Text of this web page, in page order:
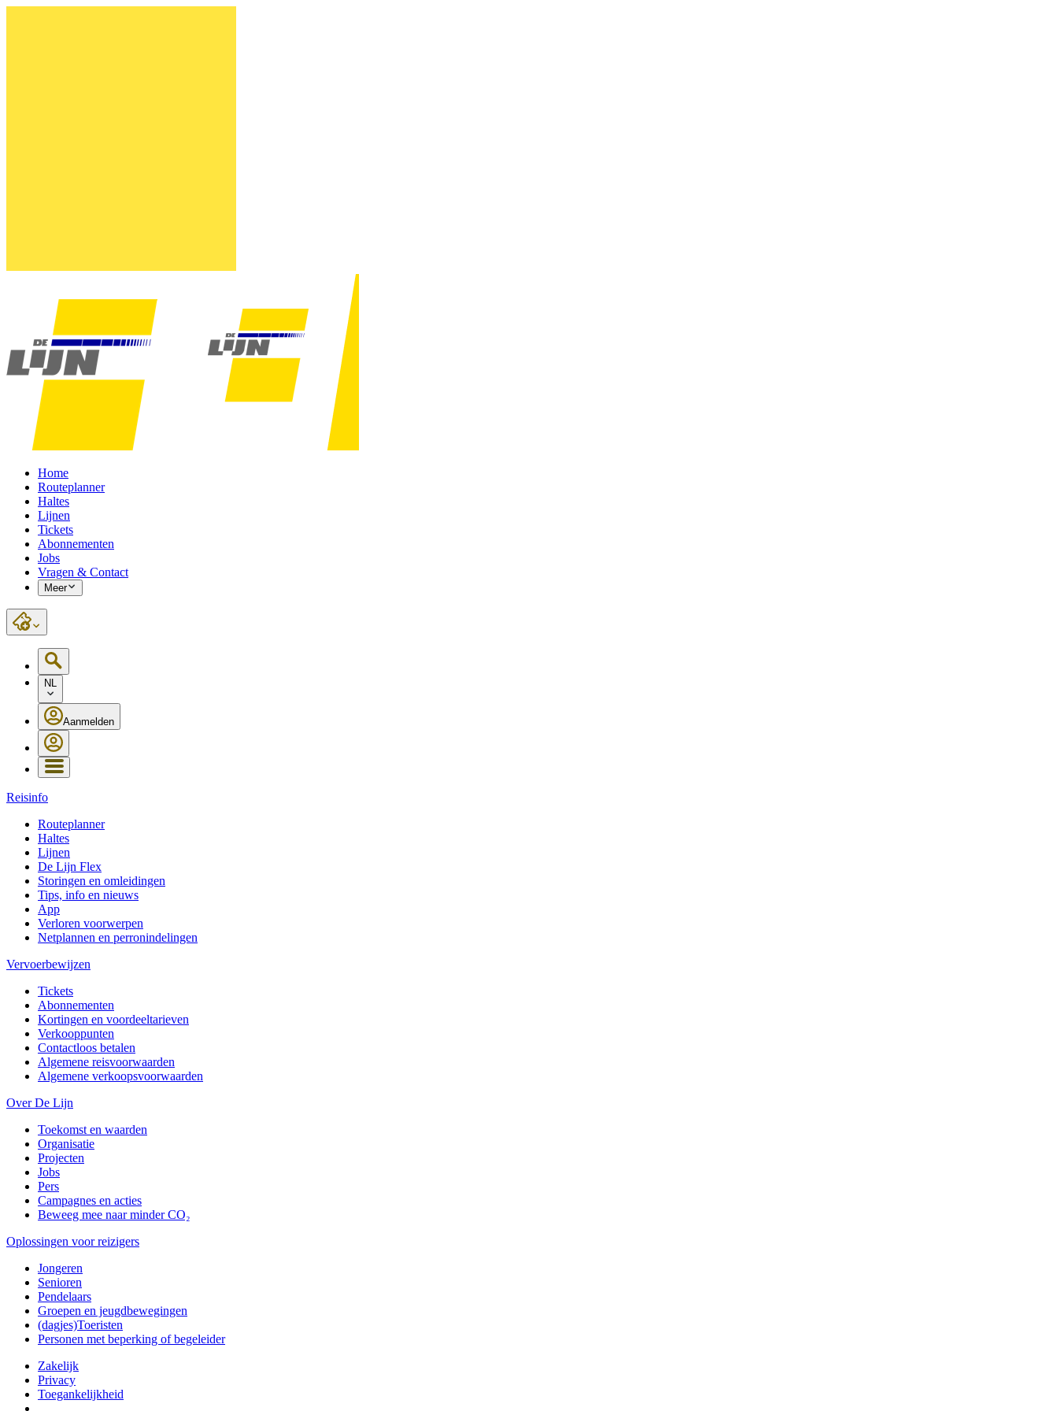
Home
Routeplanner
Haltes
Lijnen
Tickets
Abonnementen
Jobs
Vragen & Contact
Meer
NL
Aanmelden
Reisinfo
Routeplanner
Haltes
Lijnen
De Lijn Flex
Storingen en omleidingen
Tips, info en nieuws
App
Verloren voorwerpen
Netplannen en perronindelingen
Vervoerbewijzen
Tickets
Abonnementen
Kortingen en voordeeltarieven
Verkooppunten
Contactloos betalen
Algemene reisvoorwaarden
Algemene verkoopsvoorwaarden
Over De Lijn
Toekomst en waarden
Organisatie
Projecten
Jobs
Pers
Campagnes en acties
Beweeg mee naar minder CO₂
Oplossingen voor reizigers
Jongeren
Senioren
Pendelaars
Groepen en jeugdbewegingen
(dagjes)Toeristen
Personen met beperking of begeleider
Zakelijk
Privacy
Toegankelijkheid